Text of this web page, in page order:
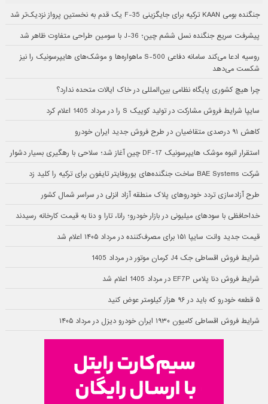
جنگنده بومی KAAN ترکیه برای جایگزینی F-35 یک قدم به نخستین پرواز نزدیک‌تر شد
پیشرفت سریع جنگنده نسل ششم چین؛ J-36 با سومین طراحی متفاوت ظاهر شد
روسیه ادعا می‌کند سامانه دفاعی S-500 ماهواره‌ها و موشک‌های هایپرسونیک را نیز
شکست می‌دهد
چرا هیچ کشوری پایگاه نظامی بین‌المللی در خاک ایالات متحده ندارد؟
سایپا شرایط فروش مشارکت در تولید کوییک S را در مرداد 1405 اعلام کرد
کاهش ۹۱ درصدی متقاضیان در طرح فروش جدید ایران خودرو
استقرار انبوه موشک هایپرسونیک DF-17 چین آغاز شد؛ سلاحی با رهگیری بسیار دشوار
شرکت BAE Systems ساخت جنگنده‌های یوروفایتر تایفون برای ترکیه را کلید زد
طرح آزادسازی تردد خودروهای پلاک منطقه آزاد انزلی در سراسر شمال کشور
خداحافظی با سودهای میلیونی در بازار خودرو؛ رانا، تارا و دنا به قیمت کارخانه رسیدند
قیمت جدید وانت سایپا ۱۵۱ برای مصرف‌کننده در مرداد ۱۴۰۵ اعلام شد
شرایط فروش اقساطی جک J4 کرمان موتور در مرداد 1405
شرایط فروش دنا پلاس EF7P در مرداد 1405 اعلام شد
۵ قطعه خودرو که باید در ۹۶ هزار کیلومتر عوض کنید
شرایط فروش اقساطی کامیون ۱۹۳۰ ایران خودرو دیزل در مرداد ۱۴۰۵